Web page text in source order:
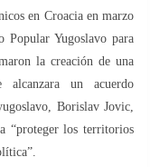
en Croacia en marzo
Popular Yugoslavo para
la creación de una
alcanzara un acuerdo
Borislav Jovic,
“proteger los territorios